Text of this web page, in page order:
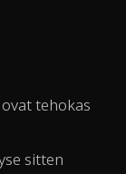
tehokas
sitten